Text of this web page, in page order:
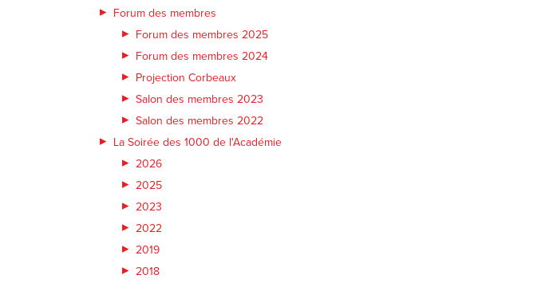
Forum des membres
Forum des membres 2025
Forum des membres 2024
Projection Corbeaux
Salon des membres 2023
Salon des membres 2022
La Soirée des 1000 de l'Académie
2026
2025
2023
2022
2019
2018